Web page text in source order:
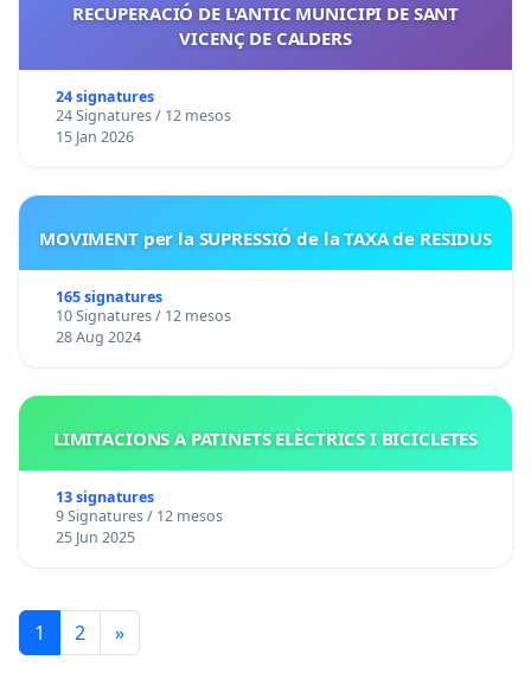
RECUPERACIÓ DE L'ANTIC MUNICIPI DE SANT
VICENÇ DE CALDERS
24 signatures
24 Signatures / 12 mesos
15 Jan 2026
MOVIMENT per la SUPRESSIÓ de la TAXA de RESIDUS
165 signatures
10 Signatures / 12 mesos
28 Aug 2024
LIMITACIONS A PATINETS ELÈCTRICS I BICICLETES
13 signatures
9 Signatures / 12 mesos
25 Jun 2025
1 2 »